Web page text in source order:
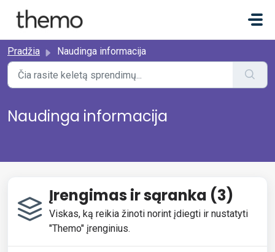
Pradžia Naudinga informacija
Naudinga informacija
Įrengimas ir sąranka (3)
Viskas, ką reikia žinoti norint įdiegti ir nustatyti
"Themo" įrenginius.